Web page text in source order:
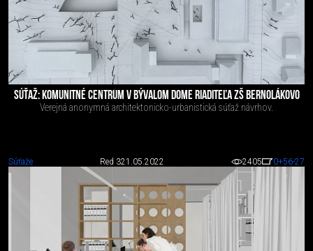
SÚŤAŽ: KOMUNITNÉ CENTRUM V BÝVALOM DOME RIADITEĽA ZŠ BERNOLÁKOVO
Verejná anonymná architektonicko-urbanistická súťaž návrhov.
Súťaže Red 321.05.2022 2405 0+56-27